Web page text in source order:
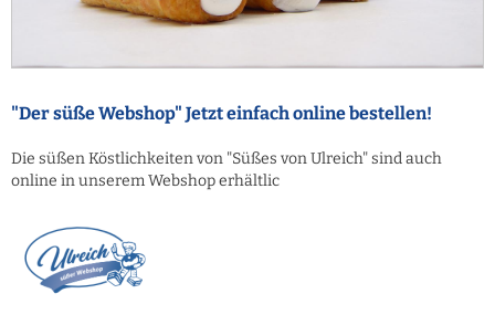
"Der süße Webshop" Jetzt einfach online bestellen!
Die süßen Köstlichkeiten von "Süßes von Ulreich" sind auch
online in unserem Webshop erhältlic